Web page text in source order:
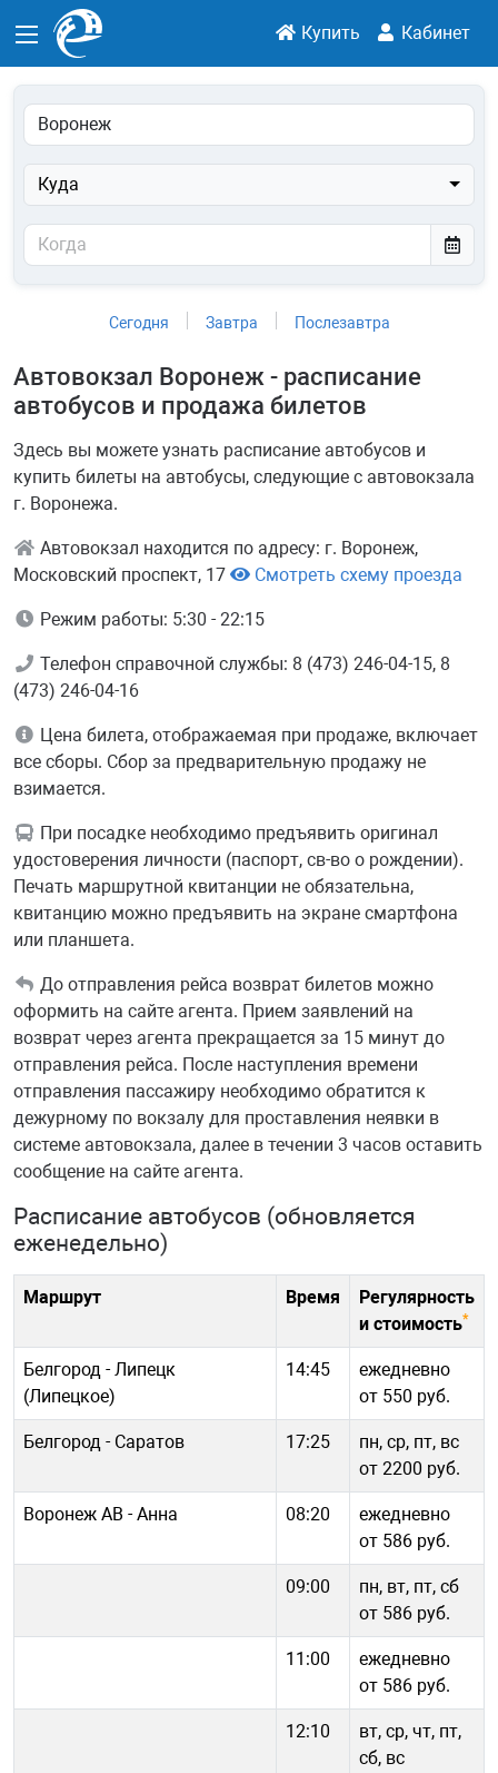
Купить Кабинет
Куда
Сегодня Завтра Послезавтра
Автовокзал Воронеж - расписание
автобусов и продажа билетов
Здесь вы можете узнать расписание автобусов и
купить билеты на автобусы, следующие с автовокзала
г. Воронежа.
Автовокзал находится по адресу: г. Воронеж,
Московский проспект, 17
Смотреть схему проезда
Режим работы: 5:30 - 22:15
Телефон справочной службы: 8 (473) 246-04-15, 8
(473) 246-04-16
Цена билета, отображаемая при продаже, включает
все сборы. Сбор за предварительную продажу не
взимается.
При посадке необходимо предъявить оригинал
удостоверения личности (паспорт, св-во о рождении).
Печать маршрутной квитанции не обязательна,
квитанцию можно предъявить на экране смартфона
или планшета.
До отправления рейса возврат билетов можно
оформить на сайте агента. Прием заявлений на
возврат через агента прекращается за 15 минут до
отправления рейса. После наступления времени
отправления пассажиру необходимо обратится к
дежурному по вокзалу для проставления неявки в
системе автовокзала, далее в течении 3 часов оставить
сообщение на сайте агента.
Расписание автобусов (обновляется
еженедельно)
Маршрут Время
Регулярность
и стоимость*
Белгород - Липецк
(Липецкое)
14:45
ежедневно
от 550 руб.
Белгород - Саратов 17:25
пн, ср, пт, вс
от 2200 руб.
Воронеж АВ - Анна 08:20
ежедневно
от 586 руб.
09:00
пн, вт, пт, сб
от 586 руб.
11:00
ежедневно
от 586 руб.
12:10
вт, ср, чт, пт,
сб, вс